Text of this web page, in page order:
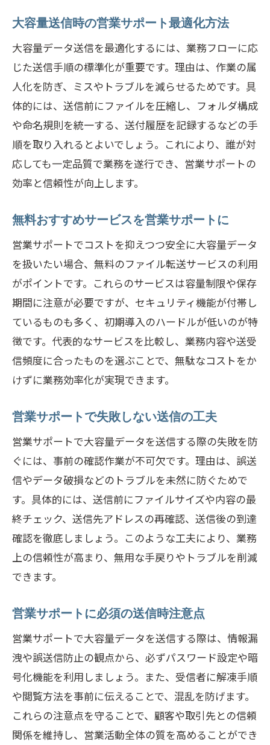
大容量送信時の営業サポート最適化方法
大容量データ送信を最適化するには、業務フローに応
じた送信手順の標準化が重要です。理由は、作業の属
人化を防ぎ、ミスやトラブルを減らせるためです。具
体的には、送信前にファイルを圧縮し、フォルダ構成
や命名規則を統一する、送付履歴を記録するなどの手
順を取り入れるとよいでしょう。これにより、誰が対
応しても一定品質で業務を遂行でき、営業サポートの
効率と信頼性が向上します。
無料おすすめサービスを営業サポートに
営業サポートでコストを抑えつつ安全に大容量データ
を扱いたい場合、無料のファイル転送サービスの利用
がポイントです。これらのサービスは容量制限や保存
期間に注意が必要ですが、セキュリティ機能が付帯し
ているものも多く、初期導入のハードルが低いのが特
徴です。代表的なサービスを比較し、業務内容や送受
信頻度に合ったものを選ぶことで、無駄なコストをか
けずに業務効率化が実現できます。
営業サポートで失敗しない送信の工夫
営業サポートで大容量データを送信する際の失敗を防
ぐには、事前の確認作業が不可欠です。理由は、誤送
信やデータ破損などのトラブルを未然に防ぐためで
す。具体的には、送信前にファイルサイズや内容の最
終チェック、送信先アドレスの再確認、送信後の到達
確認を徹底しましょう。このような工夫により、業務
上の信頼性が高まり、無用な手戻りやトラブルを削減
できます。
営業サポートに必須の送信時注意点
営業サポートで大容量データを送信する際は、情報漏
洩や誤送信防止の観点から、必ずパスワード設定や暗
号化機能を利用しましょう。また、受信者に解凍手順
や閲覧方法を事前に伝えることで、混乱を防げます。
これらの注意点を守ることで、顧客や取引先との信頼
関係を維持し、営業活動全体の質を高めることができ